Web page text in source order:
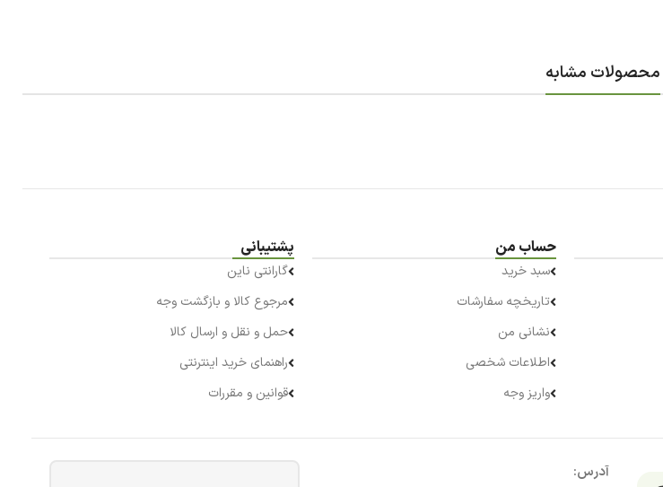
محصولات مشابه
حساب من
سبد خرید
تاریخچه سفارشات
نشانی من
اطلاعات شخصی
واریز وجه
پشتیبانی
گارانتی ناین
مرجوع کالا و بازگشت وجه
حمل و نقل و ارسال کالا
راهنمای خرید اینترنتی
قوانین و مقررات
آدرس: